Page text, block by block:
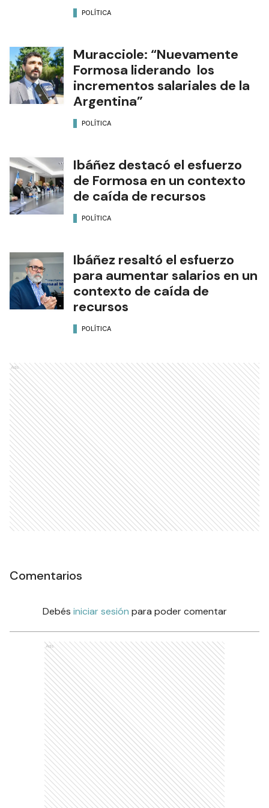
POLÍTICA
Muracciole: “Nuevamente
Formosa liderando los
incrementos salariales de la
Argentina”
POLÍTICA
Ibáñez destacó el esfuerzo
de Formosa en un contexto
de caída de recursos
POLÍTICA
Ibáñez resaltó el esfuerzo
para aumentar salarios en un
contexto de caída de
recursos
POLÍTICA
Ads
Comentarios
Debés iniciar sesión para poder comentar
Ads